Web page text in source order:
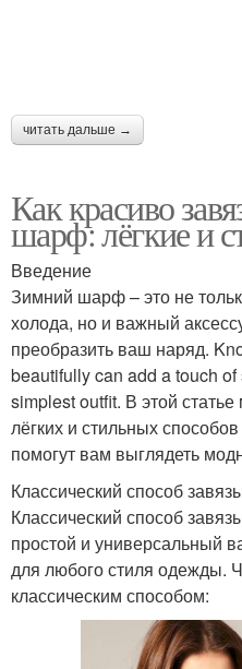
читать дальше →
Как красиво
шарф: лёгкие и
Введение
Зимний шарф – это не
холода, но и важный
преобразить ваш наряд.
beautifully can add a touch
simplest outfit. В этой
лёгких и стильных
помогут вам выглядеть
Классический способ
Классический способ
простой и универсальный
для любого стиля одежды.
классическим способом: